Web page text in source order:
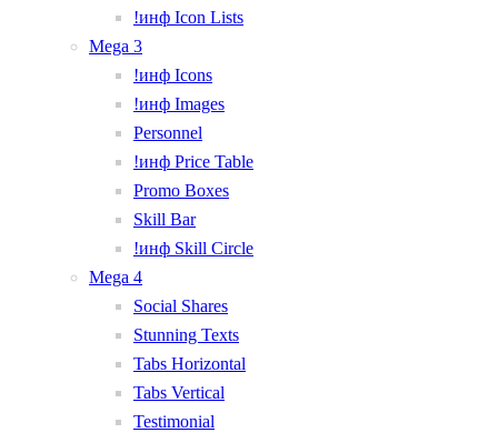
!инф Icon Lists
Mega 3
!инф Icons
!инф Images
Personnel
!инф Price Table
Promo Boxes
Skill Bar
!инф Skill Circle
Mega 4
Social Shares
Stunning Texts
Tabs Horizontal
Tabs Vertical
Testimonial